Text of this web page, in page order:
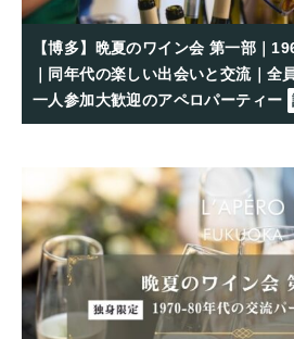
【博多】晩夏のワイン会 第一部｜
｜同年代の楽しい出会いと交流｜全
一人参加大歓迎のアペロパーティー